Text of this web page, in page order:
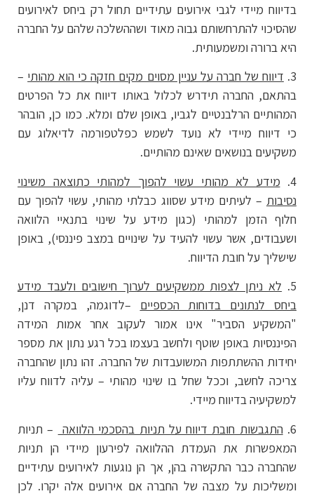
בדיווח מיידי לגבי אירועים עתידיים תחול רק ביחס לאירועים
שהסיכוי להתרחשותם גבוה מאוד ושההשלכה שלהם על החברה
היא ברורה ומשמעותית.
3. דיווח של חברה על עניין מסוים מקים חזקה כי הוא מהותי –
בהתאם, החברה תידרש לכלול באותו דיווח את כל הפרטים
המהותיים הרלבנטיים לגביו, באופן שלם ומלא. כמו כן, הובהר
כי דיווח מיידי לא נועד לשמש כפלטפורמה לדיאלוג עם
משקיעים בנושאים שאינם מהותיים.
4.
מידע לא מהותי עשוי להפוך למהותי כתוצאה משינוי
נסיבות – לעיתים מידע שסווג כבלתי מהותי, עשוי להפוך עם
חלוף הזמן למהותי (כגון מידע על שינוי בתנאיי הלוואה
ושעבודים, אשר עשוי להעיד על שינויים במצב פיננסי), באופן
שישליך על חובת הדיווח.
5.
לא ניתן לצפות ממשקיעים לערוך חישובים ולעבד מידע
ביחס לנתונים בדוחות הכספיים –לדוגמה, במקרה דנן,
"המשקיע הסביר" אינו אמור לעקוב אחר אמות המידה
הפיננסיות באופן שוטף ולחשב בעצמו בכל רגע נתון את מספר
יחידות ההשתתפות המשועבדות של החברה. זהו נתון שהחברה
צריכה לחשב, וככל שחל בו שינוי מהותי – עליה לדווח עליו
למשקיעיה בדיווח מיידי.
6. התגבשות חובת דיווח על תניות בהסכמי הלוואה
– תניות
המאפשרות את העמדת ההלוואה לפירעון מיידי הן תניות
שהחברה כבר התקשרה בהן, אך הן נוגעות לאירועים עתידיים
ומשליכות על מצבה של החברה אם אירועים אלה יקרו. לכן